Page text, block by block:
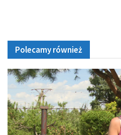
Polecamy również